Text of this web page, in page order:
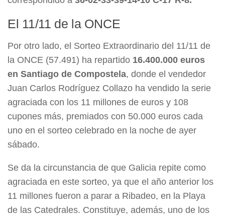
El 11/11 de la ONCE
Por otro lado, el Sorteo Extraordinario del 11/11 de
la ONCE (57.491) ha repartido 16.400.000 euros
en Santiago de Compostela, donde el vendedor
Juan Carlos Rodríguez Collazo ha vendido la serie
agraciada con los 11 millones de euros y 108
cupones más, premiados con 50.000 euros cada
uno en el sorteo celebrado en la noche de ayer
sábado.
Se da la circunstancia de que Galicia repite como
agraciada en este sorteo, ya que el año anterior los
11 millones fueron a parar a Ribadeo, en la Playa
de las Catedrales. Constituye, además, uno de los